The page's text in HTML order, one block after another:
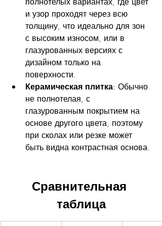
и узор проходят через всю
толщину, что идеально для зон
с высоким износом, или в
глазурованных версиях с
дизайном только на
поверхности.
Керамическая плитка: Обычно
не полнотелая, с
глазурованным покрытием на
основе другого цвета, поэтому
при сколах или резке может
быть видна контрастная основа.
Сравнительная
таблица